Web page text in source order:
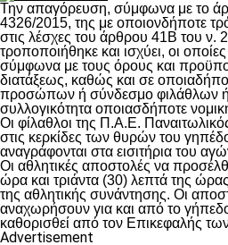
Την απαγόρευση, σύμφωνα με το
4326/2015, της με οποιονδήποτε
στις λέσχες του άρθρου 41Β του
τροποποιήθηκε και ισχύει, οι
σύμφωνα με τους όρους και
διατάξεως, καθώς και σε
προσώπων ή σύνδεσμο φιλάθλων ή
συλλογικότητα οποιασδήποτε
Οι φίλαθλοι της Π.Α.Ε.
στις κερκίδες των θυρών του
αναγράφονται στα εισιτήρια του
Οι αθλητικές αποστολές να
ώρα και τριάντα (30) λεπτά της
της αθλητικής συνάντησης. Οι
αναχωρήσουν για και από το
καθορισθεί από τον Επικεφαλής
Advertisement